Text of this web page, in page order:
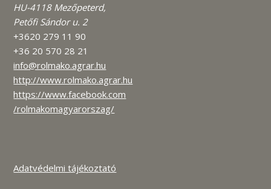
HU-4118 Mezőpeterd,
Petőfi Sándor u. 2
+3620 279 11 90
+36 20 570 28 21
info@rolmako.agrar.hu
http://www.rolmako.agrar.hu
https://www.facebook.com
/rolmakomagyarorszag/
Adatvédelmi tájékoztató